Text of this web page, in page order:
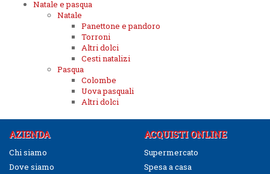
Natale e pasqua
Natale
Panettone e pandoro
Torroni
Altri dolci
Cesti natalizi
Pasqua
Colombe
Uova pasquali
Altri dolci
AZIENDA
Chi siamo
Dove siamo
ACQUISTI ONLINE
Supermercato
Spesa a casa